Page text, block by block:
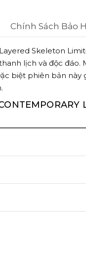
Chính Sách Bảo
Skeleton
lịch và độc
biệt phiên bản này